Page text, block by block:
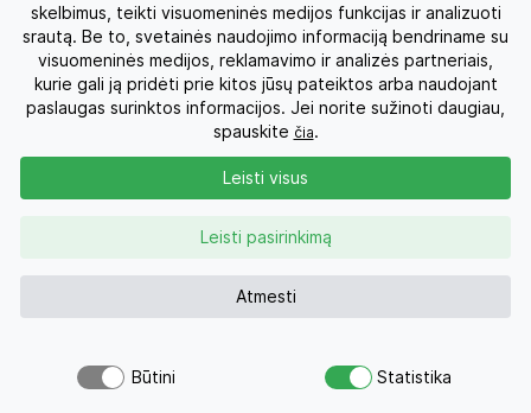
Kelionės po Lietuvą
Apie mus
Privatumo politika
Kontaktai
skelbimus, teikti visuomeninės medijos funkcijas ir analizuoti
srautą. Be to, svetainės naudojimo informaciją bendriname su
visuomeninės medijos, reklamavimo ir analizės partneriais,
kurie gali ją pridėti prie kitos jūsų pateiktos arba naudojant
paslaugas surinktos informacijos. Jei norite sužinoti daugiau,
spauskite čia.
Atmesti
Leisti pasirinkimą
Leisti visus
Būtini Statistika